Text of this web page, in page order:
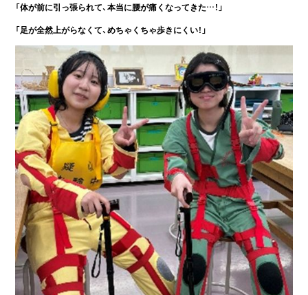
「体が前に引っ張られて、本当に腰が痛くなってきた…！」
「足が全然上がらなくて、めちゃくちゃ歩きにくい！」